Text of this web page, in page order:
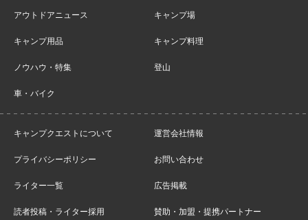
アウトドアニュース キャンプ場
キャンプ用品 キャンプ料理
ノウハウ・特集 登山
車・バイク
キャンプクエストについて 運営会社情報
プライバシーポリシー お問い合わせ
ライター一覧 広告掲載
読者投稿・ライター採用 賛助・加盟・提携パートナー